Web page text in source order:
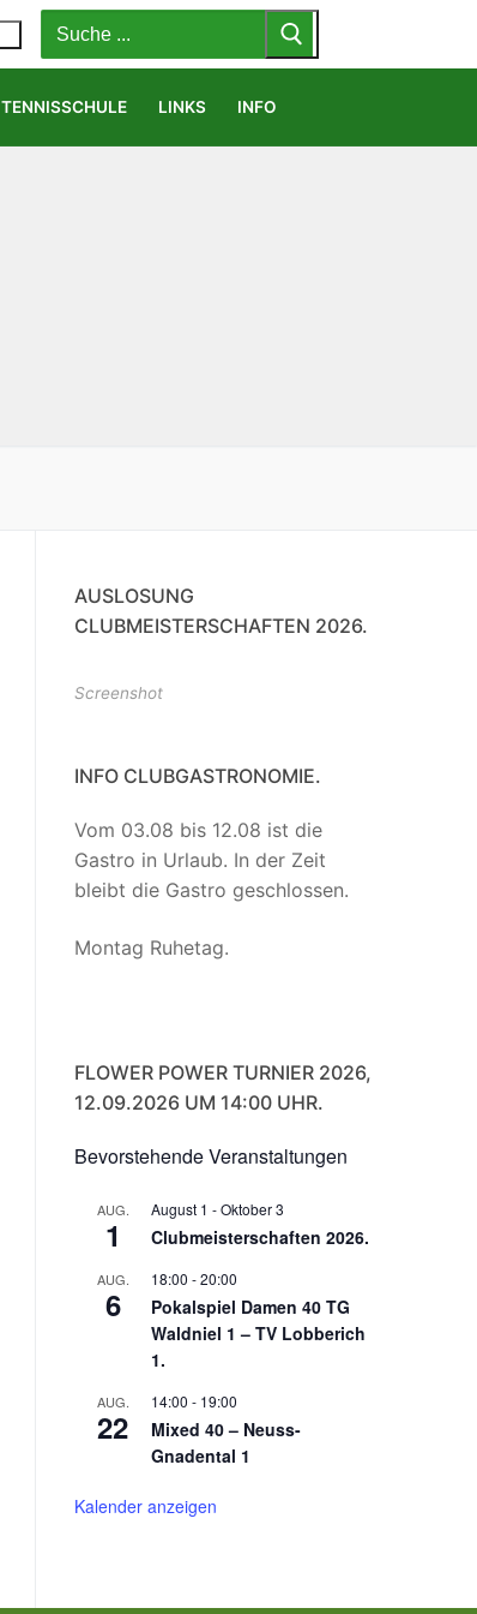
Suchen
nach:
TENNISSCHULE LINKS INFO
AUSLOSUNG
CLUBMEISTERSCHAFTEN 2026.
Screenshot
INFO CLUBGASTRONOMIE.
Vom 03.08 bis 12.08 ist die
Gastro in Urlaub. In der Zeit
bleibt die Gastro geschlossen.
Montag Ruhetag.
FLOWER POWER TURNIER 2026,
12.09.2026 UM 14:00 UHR.
Bevorstehende Veranstaltungen
AUG.
1
August 1 -Oktober 3
Clubmeisterschaften 2026.
AUG.
6
18:00 -20:00
Pokalspiel Damen 40 TG
Waldniel 1 – TV Lobberich
1.
AUG.
22
14:00 - 19:00
Mixed 40 – Neuss-
Gnadental 1
Kalender anzeigen